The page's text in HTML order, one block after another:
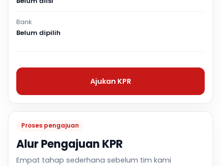
Proses pengajuan
Alur Pengajuan KPR
Empat tahap sederhana sebelum tim kami
Bank
Belum dipilih
Ajukan KPR